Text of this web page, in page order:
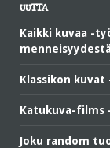
UUTTA
Kaikki kuvaa -
Klassikon
Katukuva-films
Joku random